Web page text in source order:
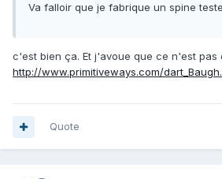
Va falloir que je fabrique un spine
c'est bien ça. Et j'avoue que ce n'est pas
http://www.primitiveways.com/
Quote